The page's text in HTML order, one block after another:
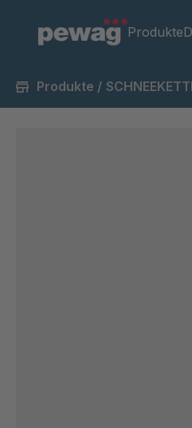
Produkte
Produkte /